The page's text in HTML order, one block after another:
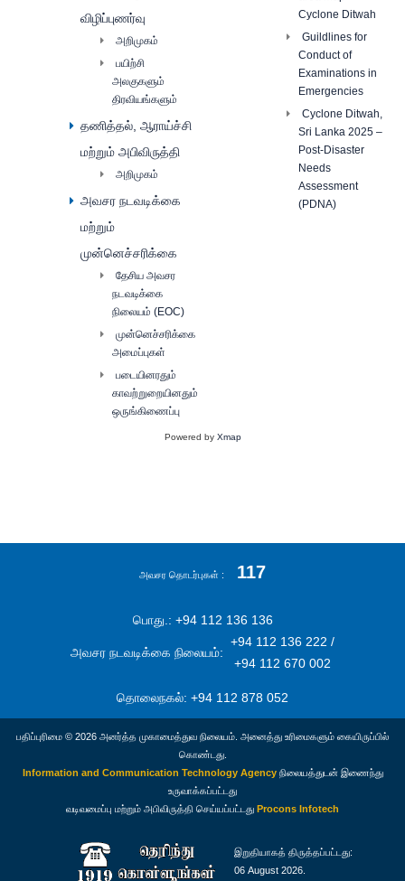
விழிப்புணர்வு
அறிமுகம்
பயிற்சி
அலகுகளும்
திரவியங்களும்
தணித்தல், ஆராய்ச்சி
மற்றும் அபிவிருத்தி
அறிமுகம்
அவசர நடவடிக்கை
மற்றும்
முன்னெச்சரிக்கை
தேசிய அவசர
நடவடிக்கை
நிலையம் (EOC)
முன்னெச்சரிக்கை
அமைப்புகள்
படையினரதும்
காவற்றுறையினதும்
ஒருங்கிணைப்பு
Cyclone Ditwah
Guildlines for
Conduct of
Examinations in
Emergencies
Cyclone Ditwah,
Sri Lanka 2025 –
Post-Disaster
Needs
Assessment
(PDNA)
Powered by Xmap
அவசர தொடர்புகள் 117
பொது.: +94 112 136 136
அவசர நடவடிக்கை நிலையம்:
+94 112 136 222 /
+94 112 670 002
தொலைநகல்: +94 112 878 052
பதிப்புரிமை © 2026 அனர்த்த முகாமைத்துவ நிலையம். அனைத்து உரிமைகளும் கையிருப்பில்
கொண்டது.
Information and Communication Technology Agencyநிலையத்துடன் இணைந்து
உருவாக்கப்பட்டது
வடிவமைப்பு மற்றும் அபிவிருத்தி செய்யப்பட்டது Procons Infotech
இறுதியாகத் திருத்தப்பட்டது:
06 August 2026.